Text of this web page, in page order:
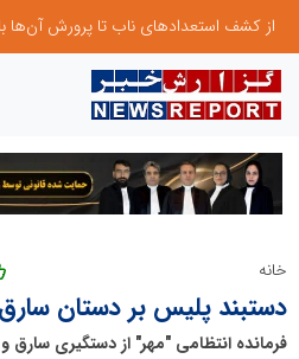
خانه
دستبند پلیس بر دستان